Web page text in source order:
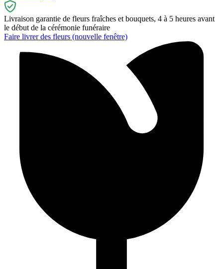
Livraison garantie de fleurs fraîches et bouquets, 4 à 5 heures avant
le début de la cérémonie funéraire
Faire livrer des fleurs (nouvelle fenêtre)